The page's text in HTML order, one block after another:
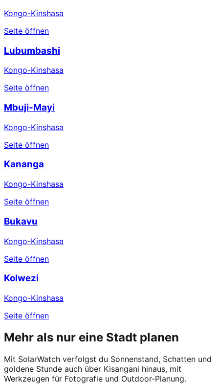
Kongo-Kinshasa
Seite öffnen
Lubumbashi
Kongo-Kinshasa
Seite öffnen
Mbuji-Mayi
Kongo-Kinshasa
Seite öffnen
Kananga
Kongo-Kinshasa
Seite öffnen
Bukavu
Kongo-Kinshasa
Seite öffnen
Kolwezi
Kongo-Kinshasa
Seite öffnen
Mehr als nur eine Stadt planen
Mit SolarWatch verfolgst du Sonnenstand, Schatten und
goldene Stunde auch über Kisangani hinaus, mit
Werkzeugen für Fotografie und Outdoor-Planung.